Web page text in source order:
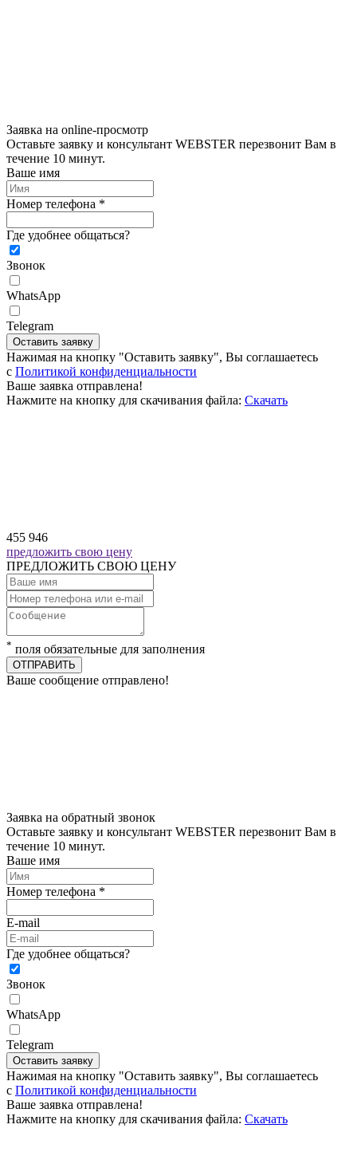
Заявка на online-просмотр
Оставьте заявку и консультант WEBSTER перезвонит Вам в
течение 10 минут.
Ваше имя
Номер телефона *
Где удобнее общаться?
Звонок
WhatsApp
Telegram
Оставить заявку
Нажимая на кнопку "Оставить заявку", Вы соглашаетесь
c Политикой конфиденциальности
Ваше заявка отправлена!
Нажмите на кнопку для скачивания файла: Скачать
455 946
предложить свою цену
ПРЕДЛОЖИТЬ СВОЮ ЦЕНУ
* поля обязательные для заполнения
ОТПРАВИТЬ
Ваше сообщение отправлено!
Заявка на обратный звонок
Оставьте заявку и консультант WEBSTER перезвонит Вам в
течение 10 минут.
Ваше имя
Номер телефона *
E-mail
Где удобнее общаться?
Звонок
WhatsApp
Telegram
Оставить заявку
Нажимая на кнопку "Оставить заявку", Вы соглашаетесь
c Политикой конфиденциальности
Ваше заявка отправлена!
Нажмите на кнопку для скачивания файла: Скачать